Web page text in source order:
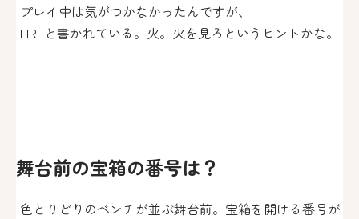
プレイ中は気がつかなかったんですが、
FIREと書かれている。火。火を見ろというヒントかな。
舞台前の宝箱の番号は？
色とりどりのベンチが並ぶ舞台前。宝箱を開ける番号が